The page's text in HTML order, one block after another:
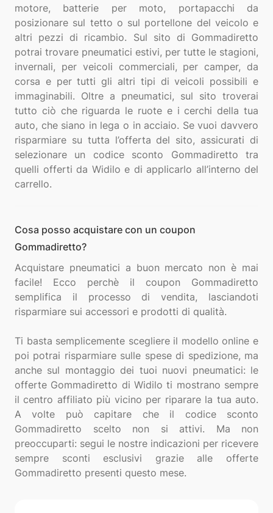
motore, batterie per moto, portapacchi da
posizionare sul tetto o sul portellone del veicolo e
altri pezzi di ricambio. Sul sito di Gommadiretto
potrai trovare pneumatici estivi, per tutte le stagioni,
invernali, per veicoli commerciali, per camper, da
corsa e per tutti gli altri tipi di veicoli possibili e
immaginabili. Oltre a pneumatici, sul sito troverai
tutto ciò che riguarda le ruote e i cerchi della tua
auto, che siano in lega o in acciaio. Se vuoi davvero
risparmiare su tutta l’offerta del sito, assicurati di
selezionare un codice sconto Gommadiretto tra
quelli offerti da Widilo e di applicarlo all’interno del
Cosa posso acquistare con un coupon
Gommadiretto?
Acquistare pneumatici a buon mercato non è mai
facile! Ecco perchè il coupon Gommadiretto
semplifica il processo di vendita, lasciandoti
risparmiare sui accessori e prodotti di qualità.
Ti basta semplicemente scegliere il modello online e
poi potrai risparmiare sulle spese di spedizione, ma
anche sul montaggio dei tuoi nuovi pneumatici: le
offerte Gommadiretto di Widilo ti mostrano sempre
il centro affiliato più vicino per riparare la tua auto.
A volte può capitare che il codice sconto
Gommadiretto scelto non si attivi. Ma non
preoccuparti: segui le nostre indicazioni per ricevere
sempre sconti esclusivi grazie alle offerte